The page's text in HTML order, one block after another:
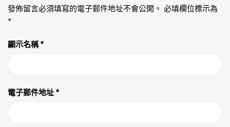
發佈留言必須填寫的電子郵件地址不會公開。 必填欄位標示為
*
顯示名稱*
電子郵件地址*